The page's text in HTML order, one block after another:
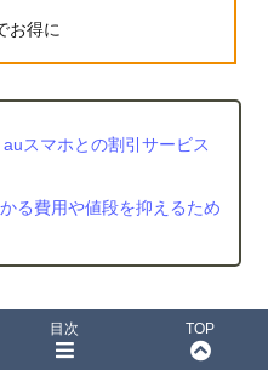
お得に
スマホとの割引サービス
る費用や値段を抑えるため
すめ光回線を比
目次 TOP